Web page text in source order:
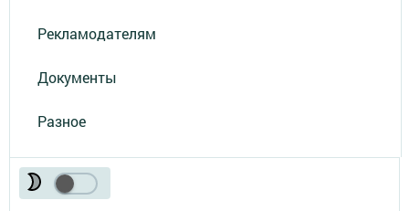
Рекламодателям
Документы
Разное